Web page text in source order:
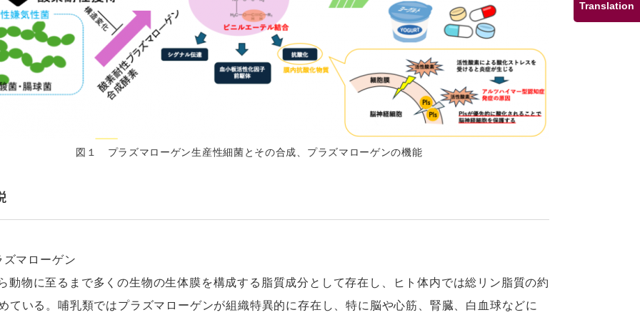
Translation
図１ プラズマローゲン生産性細菌とその合成、プラズマローゲンの機能
マローゲン
動物に至るまで多くの生物の生体膜を構成する脂質成分として存在し、ヒト体内では総リン脂質の約
ている。哺乳類ではプラズマローゲンが組織特異的に存在し、特に脳や心筋、腎臓、白血球などに